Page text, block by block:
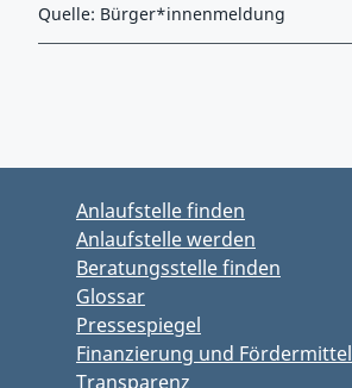
Quelle: Bürger*innenmeldung
Anlaufstelle finden
Anlaufstelle werden
Beratungsstelle finden
Glossar
Pressespiegel
Finanzierung und Fördermittel
Transparenz